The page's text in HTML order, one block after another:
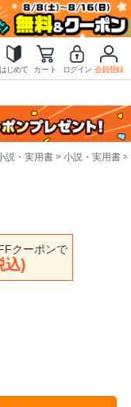
はじめて カート ログイン 会員登録
説・実用書 小説・実用書
クーポンで
込)